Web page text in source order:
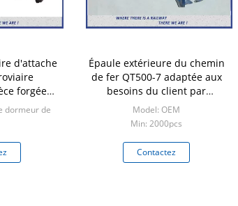
d'attache
forgéee
de rail
dormeur de
Épaule extérieure du chemin
de fer QT500-7 adaptée aux
besoins du client par
attaches ferroviaires
Model: OEM
Min: 2000pcs
Contactez